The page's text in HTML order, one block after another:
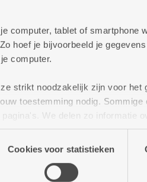
computer, tablet of smartphone
hoef je bijvoorbeeld je
computer.
strikt noodzakelijk zijn voor het
toestemming nodig. Sommige
We delen zo informatie
en analyse. Deze
Cookies voor statistieken